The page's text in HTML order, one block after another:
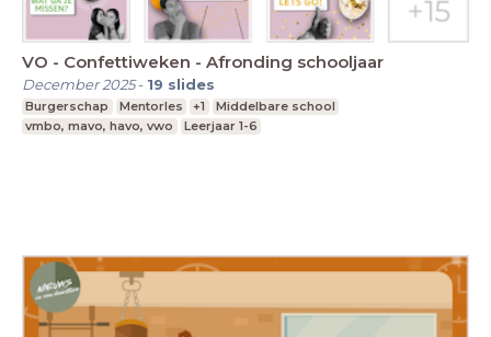
VO - Confettiweken - Afronding schooljaar
December 2025- 19 slides
Burgerschap Mentorles +1
Middelbare school
vmbo, mavo, havo, vwo
Leerjaar 1-6